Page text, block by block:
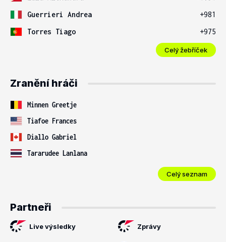
Guerrieri Andrea
+981
Torres Tiago
+975
Celý žebříček
Zranění hráči
Minnen Greetje
Tiafoe Frances
Diallo Gabriel
Tararudee Lanlana
Celý seznam
Partneři
Live výsledky Zprávy